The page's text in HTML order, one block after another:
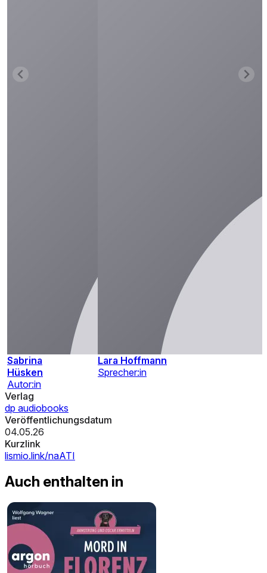
Sabrina
Hüsken
Autor:in
Lara Hoffmann
Sprecher:in
Verlag
dp audiobooks
Veröffentlichungsdatum
04.05.26
Kurzlink
lismio.link/naATI
Auch enthalten in